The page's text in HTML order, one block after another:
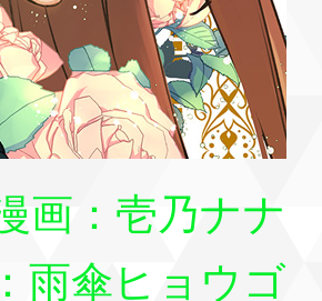
画：壱乃ナナ
雨傘ヒョウゴ